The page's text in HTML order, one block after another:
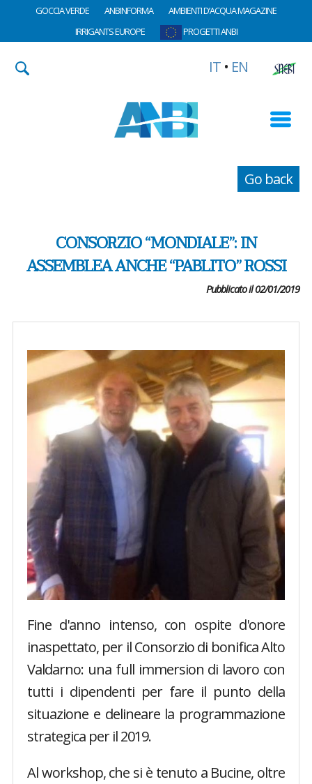
GOCCIA VERDE ANBINFORMA
AMBIENTI D’ACQUA MAGAZINE
IRRIGANTS EUROPE
PROGETTI ANBI
IT • EN
Go back
CONSORZIO “MONDIALE”: IN
ASSEMBLEA ANCHE “PABLITO” ROSSI
Pubblicato il 02/01/2019
Fine d'anno intenso, con ospite d'onore
inaspettato, per il Consorzio di bonifica Alto
Valdarno: una full immersion di lavoro con
tutti i dipendenti per fare il punto della
situazione e delineare la programmazione
strategica per il 2019.
Al workshop, che si è tenuto a Bucine, oltre